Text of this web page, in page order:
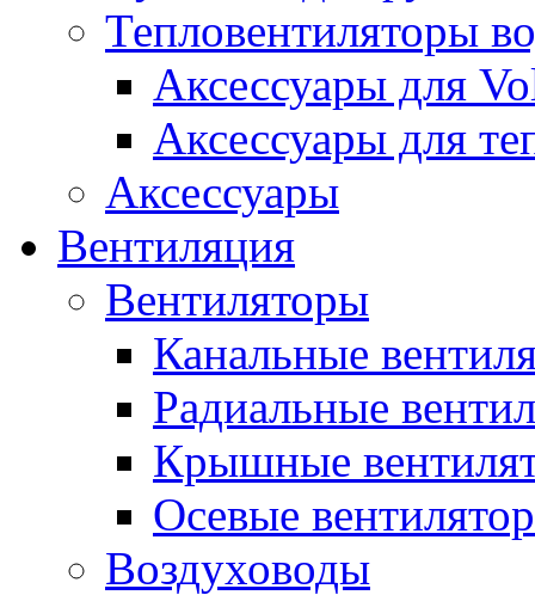
Тепловентиляторы
Аксессуары для
Аксессуары для
Аксессуары
Вентиляция
Вентиляторы
Канальные
Радиальные
Крышные
Осевые
Воздуховоды